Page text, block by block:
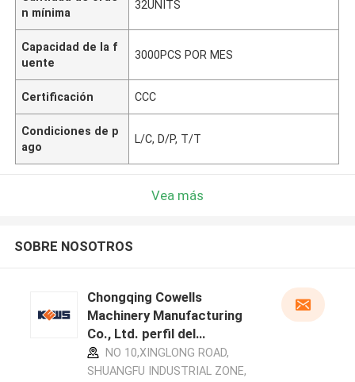
n mínima
32UNITS
Capacidad de la f
uente
3000PCS POR MES
Certificación CCC
Condiciones de p
ago
L/C, D/P, T/T
Vea más
SOBRE NOSOTROS
Chongqing Cowells
Machinery Manufacturing
Co., Ltd. perfil del
fabricante
NO 10,XINGLONG ROAD,
SHUANGFU INDUSTRIAL ZONE,